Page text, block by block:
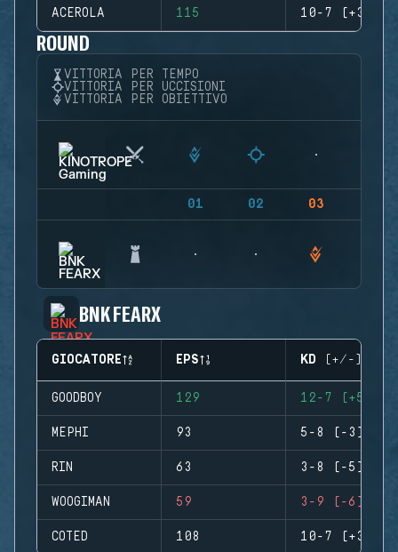
ACEROLA 115 10-7 (+3)
ROUND
VITTORIA PER TEMPO
VITTORIA PER UCCISIONI
VITTORIA PER OBIETTIVO
01 02 03
BNK FEARX
GIOCATORE EPS KD (+/-)
GOODBOY 129 12-7 (+5)
MEPHI 93 5-8 (-3)
RIN 63 3-8 (-5)
WOOGIMAN 59 3-9 (-6)
COTED 108 10-7 (+3)